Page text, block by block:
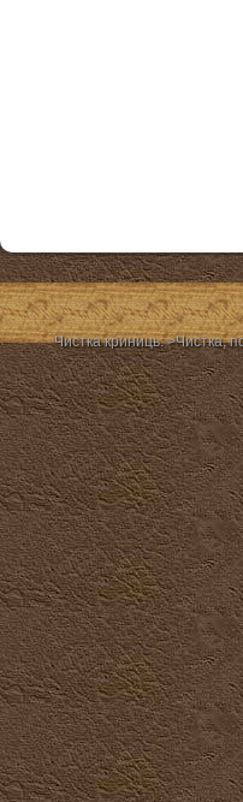
Чистка криниць: >Чиcтка,